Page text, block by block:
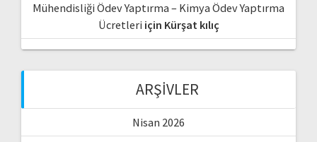
Mühendisliği Ödev Yaptırma – Kimya Ödev Yaptırma
Ücretleri için Kürşat kılıç
ARŞIVLER
Nisan 2026